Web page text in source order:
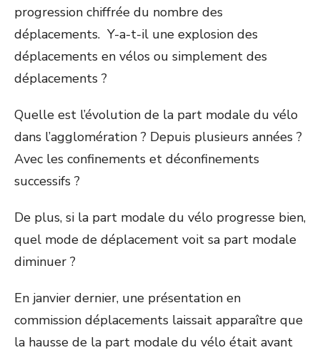
progression chiffrée du nombre des
déplacements. Y-a-t-il une explosion des
déplacements en vélos ou simplement des
déplacements ?
Quelle est l’évolution de la part modale du vélo
dans l’agglomération ? Depuis plusieurs années ?
Avec les confinements et déconfinements
successifs ?
De plus, si la part modale du vélo progresse bien,
quel mode de déplacement voit sa part modale
diminuer ?
En janvier dernier, une présentation en
commission déplacements laissait apparaître que
la hausse de la part modale du vélo était avant